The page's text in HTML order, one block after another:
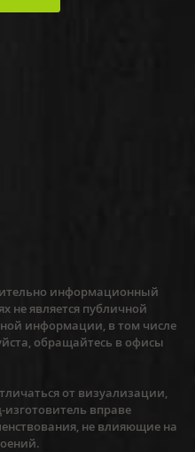
информационный
не является публичной
информации, в том числе
обращайтесь в офисы
от визуализации,
изготовитель вправе
не влияющие на